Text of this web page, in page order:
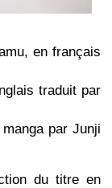
en français
traduit par
par Junji
du titre en